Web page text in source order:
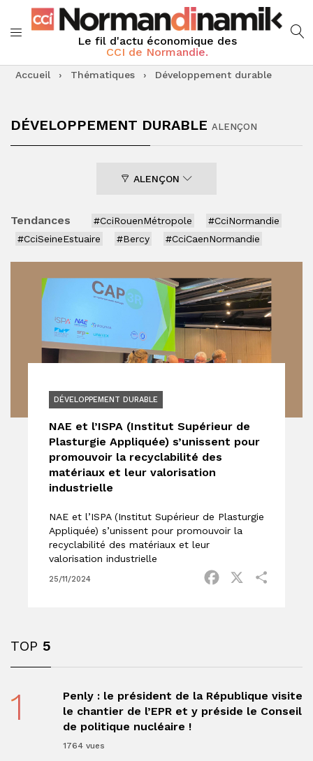
Le fil d'actu économique des
CCI de Normandie.
Accueil › Thématiques › Développement durable
DÉVELOPPEMENT DURABLE ALENÇON
ALENÇON
Tendances #CciRouenMétropole
#CciNormandie
#CciSeineEstuaire
#Bercy #CciCaenNormandie
DÉVELOPPEMENT DURABLE
NAE et l’ISPA (Institut Supérieur de
Plasturgie Appliquée) s’unissent pour
promouvoir la recyclabilité des
matériaux et leur valorisation
industrielle
NAE et l’ISPA (Institut Supérieur de Plasturgie
Appliquée) s’unissent pour promouvoir la
recyclabilité des matériaux et leur
valorisation industrielle
25/11/2024 Facebook
TOP 5
1
Penly : le président de la République visite
le chantier de l’EPR et y préside le Conseil
de politique nucléaire !
1764 vues